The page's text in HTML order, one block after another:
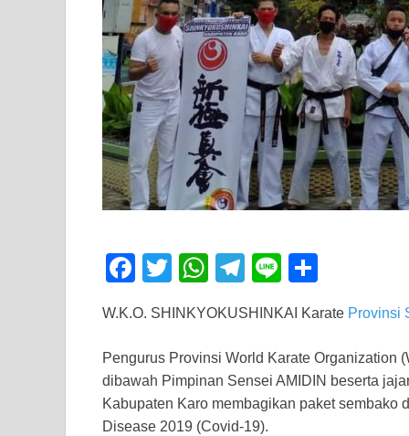
F
c
e
b
o
T
tt
er
W
at
s
A
p
T
e
gr
a
m
Li
e
ar
e
W.K.O. SHINKYOKUSHINKAI Karate Provinsi
Pengurus Provinsi World Karate Organization
dibawah Pimpinan Sensei AMIDIN beserta
Kabupaten Karo membagikan paket sembako
Disease 2019 (Covid-19).